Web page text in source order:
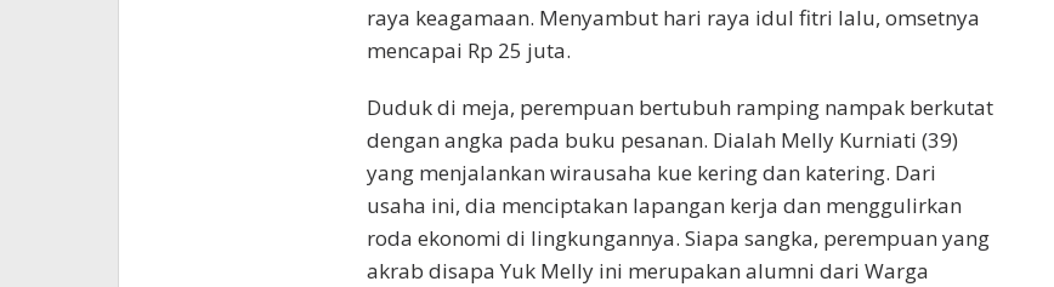
raya keagamaan. Menyambut hari raya idul fitri lalu, omsetnya
mencapai Rp 25 juta.
Duduk di meja, perempuan bertubuh ramping nampak berkutat
dengan angka pada buku pesanan. Dialah Melly Kurniati (39)
yang menjalankan wirausaha kue kering dan katering. Dari
usaha ini, dia menciptakan lapangan kerja dan menggulirkan
roda ekonomi di lingkungannya. Siapa sangka, perempuan yang
akrab disapa Yuk Melly ini merupakan alumni dari Warga